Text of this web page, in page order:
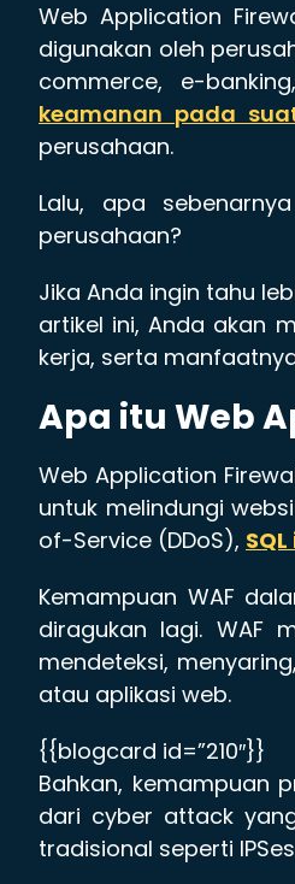
Web Application
digunakan oleh
commerce, e-
keamanan pada
perusahaan.
Lalu, apa
perusahaan?
Jika Anda ingin tahu
artikel ini, Anda akan
kerja, serta
Apa itu Web
Web Application
untuk melindungi
of-Service (DDoS),
Kemampuan WAF
diragukan lagi. WAF
mendeteksi,
atau aplikasi web.
{{blogcard id=”210″}}
Bahkan, kemampuan
dari cyber attack
tradisional seperti